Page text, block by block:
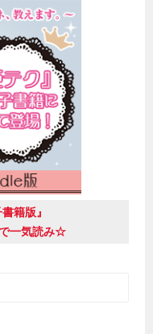
籍版』
一気読み☆